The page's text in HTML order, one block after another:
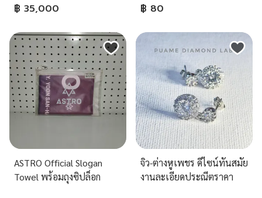
฿ 35,000 ฿ 80
ASTRO Official Slogan
Towel พร้อมถุงซิปล็อก
จิว-ต่างหูเพชร ดีไซน์ทันสมัย
งานละเอียดประณีตราคา